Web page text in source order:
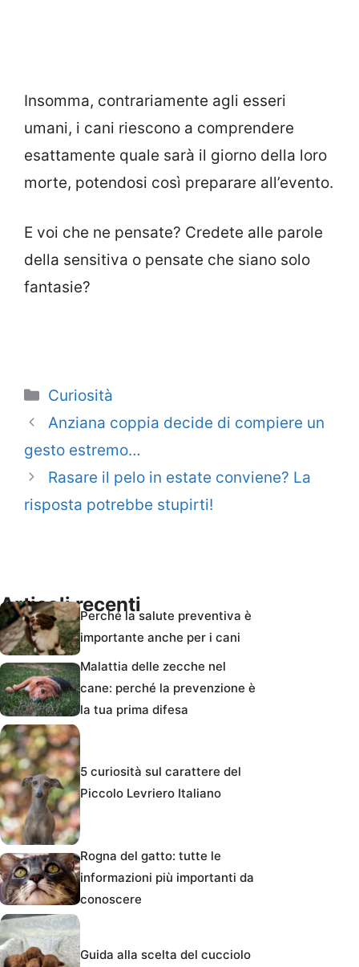
Insomma, contrariamente agli esseri
umani, i cani riescono a comprendere
esattamente quale sarà il giorno della loro
morte, potendosi così preparare all’evento.
E voi che ne pensate? Credete alle parole
della sensitiva o pensate che siano solo
fantasie?
Categorie
Curiosità
Anziana coppia decide di compiere un
gesto estremo…
Rasare il pelo in estate conviene? La
risposta potrebbe stupirti!
Articoli recentiPerché la salute preventiva è
importante anche per i cani
Malattia delle zecche nel
cane: perché la prevenzione è
la tua prima difesa
5 curiosità sul carattere del
Piccolo Levriero Italiano
Rogna del gatto: tutte le
informazioni più importanti da
conoscere
Guida alla scelta del cucciolo